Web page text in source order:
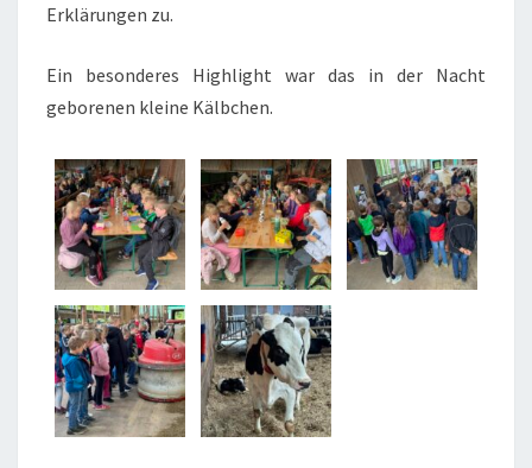
Erklärungen zu.
Ein besonderes Highlight war das in der Nacht
geborenen kleine Kälbchen.